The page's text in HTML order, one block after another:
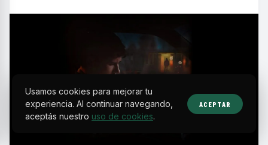
Usamos cookies para mejorar tu
experiencia. Al continuar navegando,
aceptás nuestro uso de cookies.
ACEPTAR